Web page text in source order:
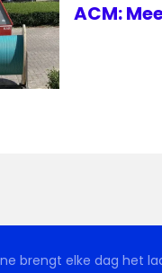
ACM:
brengt elke dag het